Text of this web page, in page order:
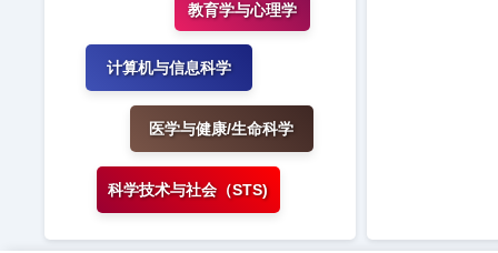
教育学与心理学
计算机与信息科学
医学与健康/生命科学
科学技术与社会（STS)